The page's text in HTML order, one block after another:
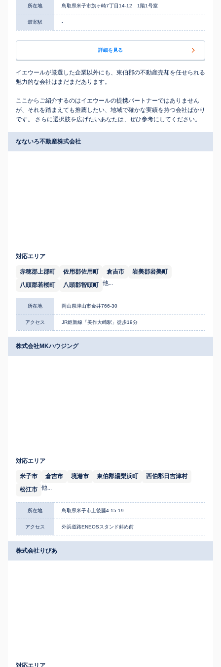
所在地 鳥取県米子市旗ヶ崎7丁目14-12 1階1号室
最寄駅 -
詳細を見る
イエウールが厳選した企業以外にも、東伯郡の不動産売却を任せられる
魅力的な会社はまだまだあります。
ここからご紹介するのはイエウールの提携パートナーではありません
が、それを踏まえても推薦したい、地域で確かな実績を持つ会社ばかり
です。 さらに選択肢を広げたいあなたは、ぜひ参考にしてください。
なないろ不動産株式会社
対応エリア
赤穂郡上郡町 佐用郡佐用町 倉吉市
岩美郡岩美町
八頭郡若桜町
八頭郡智頭町 他...
所在地 岡山県津山市金井766-30
アクセス JR姫新線「美作大崎駅」徒歩19分
株式会社MKハウジング
対応エリア
米子市 倉吉市 境港市 東伯郡湯梨浜町
西伯郡日吉津村
松江市 他...
所在地 鳥取県米子市上後藤4-15-19
アクセス 外浜道路ENEOSスタンド斜め前
株式会社りびあ
対応エリア